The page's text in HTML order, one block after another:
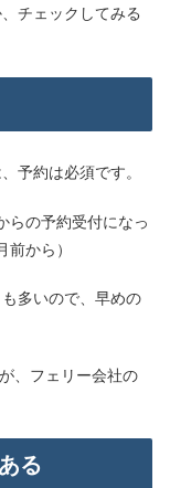
チェックしてみる
予約は必須です。
らの予約受付になっ
から）
多いので、早めの
、フェリー会社の
る